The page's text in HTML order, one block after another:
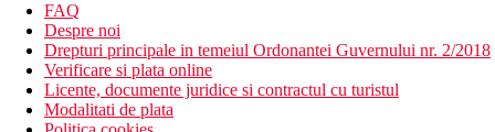
hol de intrare cu receptie
restaurantul principal
2 restaurante cu servicii
patiserie
5 baruri
FAQ
Despre noi
Drepturi principale in temeiul Ordonantei Guvernului nr. 2/2018
Verificare si plata online
Licente, documente juridice si contractul cu turistul
Modalitati de plata